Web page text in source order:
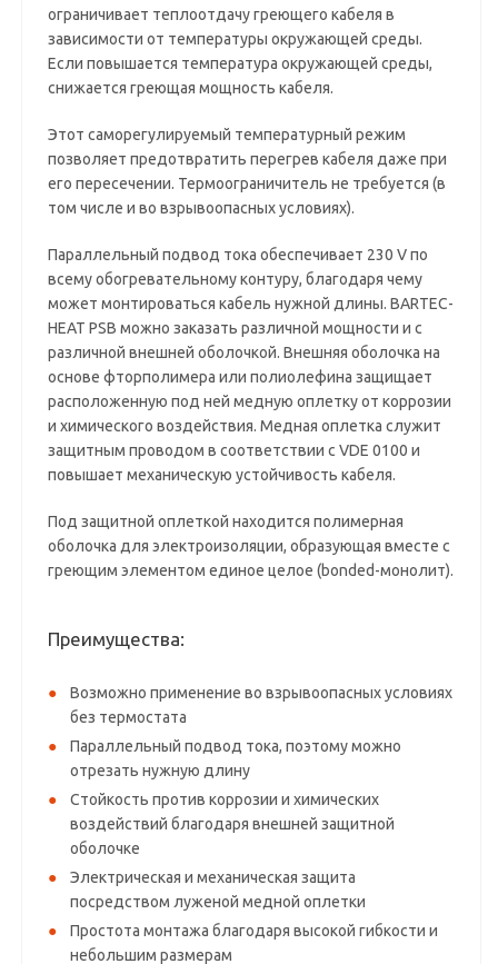
ограничивает теплоотдачу греющего кабеля в
зависимости от температуры окружающей среды.
Если повышается температура окружающей среды,
снижается греющая мощность кабеля.
Этот саморегулируемый температурный режим
позволяет предотвратить перегрев кабеля даже при
его пересечении. Термоограничитель не требуется (в
том числе и во взрывоопасных условиях).
Параллельный подвод тока обеспечивает 230 V по
всему обогревательному контуру, благодаря чему
может монтироваться кабель нужной длины. BARTEC-
HEAT PSB можно заказать различной мощности и с
различной внешней оболочкой. Внешняя оболочка на
основе фторполимера или полиолефина защищает
расположенную под ней медную оплетку от коррозии
и химического воздействия. Медная оплетка служит
защитным проводом в соответствии с VDE 0100 и
повышает механическую устойчивость кабеля.
Под защитной оплеткой находится полимерная
оболочка для электроизоляции, образующая вместе с
греющим элементом единое целое (bonded-монолит).
Преимущества:
Возможно применение во взрывоопасных условиях
без термостата
Параллельный подвод тока, поэтому можно
отрезать нужную длину
Стойкость против коррозии и химических
воздействий благодаря внешней защитной
оболочке
Электрическая и механическая защита
посредством луженой медной оплетки
Простота монтажа благодаря высокой гибкости и
небольшим размерам